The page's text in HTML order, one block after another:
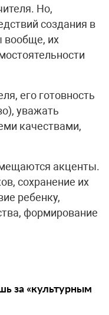
Но,
создания в
вообще, их
его готовность
уважать
качествами,
акценты.
сохранение их
ребенку,
формирование
за «культурным